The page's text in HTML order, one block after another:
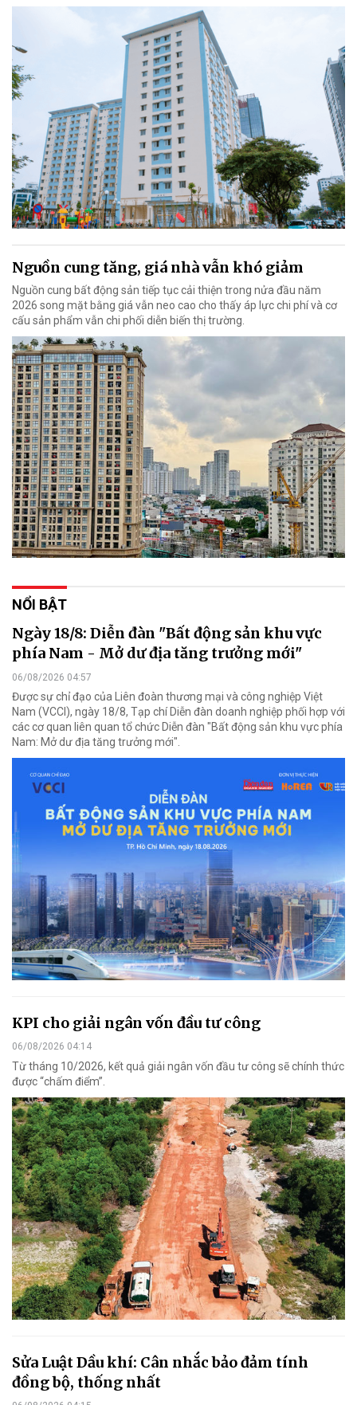
Nguồn cung tăng, giá nhà vẫn khó giảm
Nguồn cung bất động sản tiếp tục cải thiện trong nửa đầu năm
2026 song mặt bằng giá vẫn neo cao cho thấy áp lực chi phí và cơ
cấu sản phẩm vẫn chi phối diễn biến thị trường.
NỔI BẬT
Ngày 18/8: Diễn đàn "Bất động sản khu vực
phía Nam - Mở dư địa tăng trưởng mới"
06/08/2026 04:57
Được sự chỉ đạo của Liên đoàn thương mại và công nghiệp Việt
Nam (VCCI), ngày 18/8, Tạp chí Diễn đàn doanh nghiệp phối hợp với
các cơ quan liên quan tổ chức Diễn đàn "Bất động sản khu vực phía
Nam: Mở dư địa tăng trưởng mới".
KPI cho giải ngân vốn đầu tư công
06/08/2026 04:14
Từ tháng 10/2026, kết quả giải ngân vốn đầu tư công sẽ chính thức
được “chấm điểm”.
Sửa Luật Dầu khí: Cân nhắc bảo đảm tính
đồng bộ, thống nhất